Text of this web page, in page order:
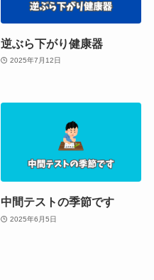
逆ぶら下がり健康器
2025年7月12日
中間テストの季節です
2025年6月5日